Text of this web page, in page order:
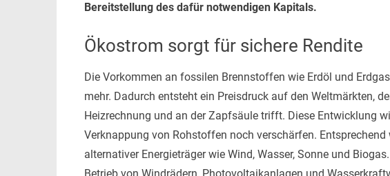
Bereitstellung des dafür notwendigen Kapitals.
Ökostrom sorgt für sichere Rendite
Die Vorkommen an fossilen Brennstoffen wie Erdöl und
mehr. Dadurch entsteht ein Preisdruck auf den Weltmärkten,
Heizrechnung und an der Zapfsäule trifft. Diese Entwicklung
Verknappung von Rohstoffen noch verschärfen.
alternativer Energieträger wie Wind, Wasser, Sonne und